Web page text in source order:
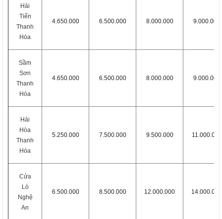
Hải
Tiến
Thanh
Hóa
4.650.000 6.500.000 8.000.000 9.000.000
Sầm
Sơn
Thanh
Hóa
4.650.000 6.500.000 8.000.000 9.000.000
Hải
Hòa
Thanh
Hóa
5.250.000 7.500.000 9.500.000 11.000.000
Cửa
Lò
Nghệ
An
6.500.000 8.500.000 12.000.000 14.000.000